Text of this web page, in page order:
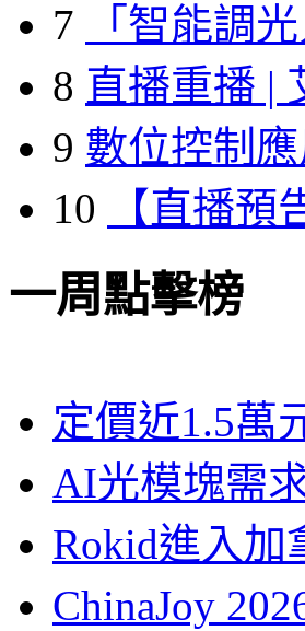
7
「智能調
8 直播重播 |
9 數位控制
10
【直播預
一周點擊榜
定價近1.5萬
AI光模塊需
Rokid進入加
ChinaJoy